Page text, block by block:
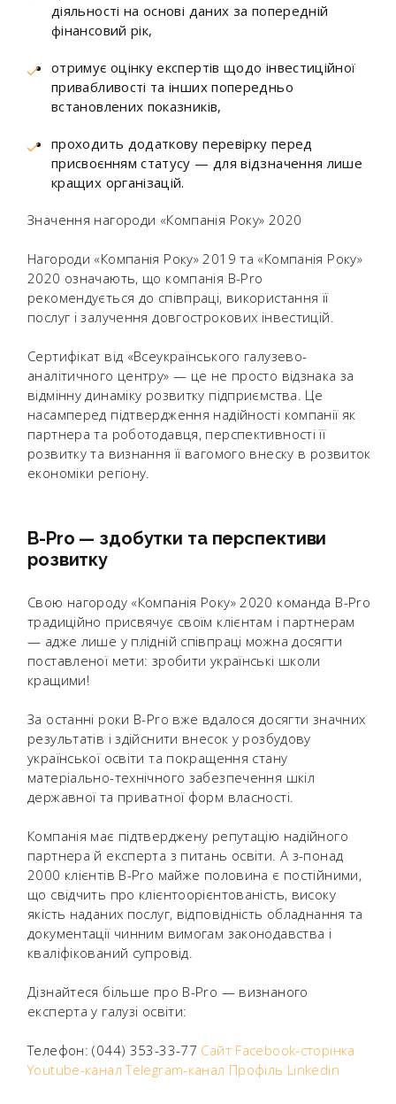
діяльності на основі даних за попередній
фінансовий рік,
отримує оцінку експертів щодо інвестиційної
привабливості та інших попередньо
встановлених показників,
проходить додаткову перевірку перед
присвоєнням статусу — для відзначення лише
кращих організацій.
Значення нагороди «Компанія Року» 2020
Нагороди «Компанія Року» 2019 та «Компанія Року»
2020 означають, що компанія B-Pro
рекомендується до співпраці, використання її
послуг і залучення довгострокових інвестицій.
Сертифікат від «Всеукраїнського галузево-
аналітичного центру» — це не просто відзнака за
відмінну динаміку розвитку підприємства. Це
насамперед підтвердження надійності компанії як
партнера та роботодавця, перспективності її
розвитку та визнання її вагомого внеску в розвиток
економіки регіону.
B-Pro — здобутки та перспективи
розвитку
Свою нагороду «Компанія Року» 2020 команда B-Pro
традиційно присвячує своїм клієнтам і партнерам
— адже лише у плідній співпраці можна досягти
поставленої мети: зробити українські школи
кращими!
За останні роки B-Pro вже вдалося досягти значних
результатів і здійснити внесок у розбудову
української освіти та покращення стану
матеріально-технічного забезпечення шкіл
державної та приватної форм власності.
Компанія має підтверджену репутацію надійного
партнера й експерта з питань освіти. А з-понад
2000 клієнтів B-Pro майже половина є постійними,
що свідчить про клієнтоорієнтованість, високу
якість наданих послуг, відповідність обладнання та
документації чинним вимогам законодавства і
кваліфікований супровід.
Дізнайтеся більше про B-Pro — визнаного
експерта у галузі освіти:
Телефон: (044) 353-33-77 Сайт Facebook-сторінка
Youtube-канал Telegram-канал Профіль Linkedin